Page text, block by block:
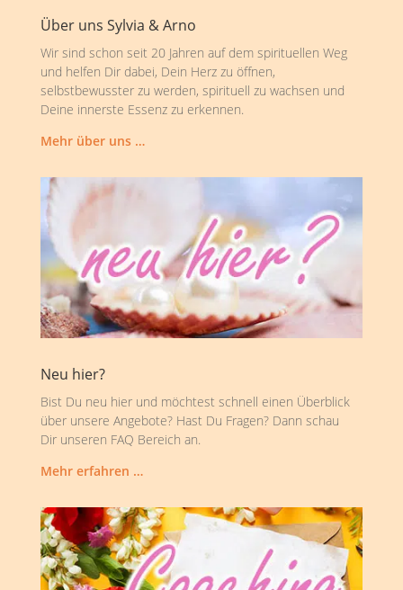
Über uns Sylvia & Arno
Wir sind schon seit 20 Jahren auf dem spirituellen Weg
und helfen Dir dabei, Dein Herz zu öffnen,
selbstbewusster zu werden, spirituell zu wachsen und
Deine innerste Essenz zu erkennen.
Mehr über uns …
Neu hier?
Bist Du neu hier und möchtest schnell einen Überblick
über unsere Angebote? Hast Du Fragen? Dann schau
Dir unseren FAQ Bereich an.
Mehr erfahren …